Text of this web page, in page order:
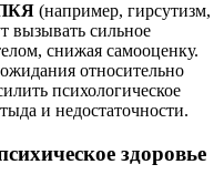
(например, гирсутизм,
вызывать сильное
снижая самооценку.
относительно
психологическое
и недостаточности.
здоровье